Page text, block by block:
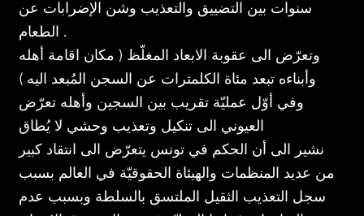
سنوات بين التضييق والتعذيب وشن الإضرابات عن
الطعام .
وتعرّض الى عقوبة الابعاد المغلّظ ( مكان اقامة أهله
وأبناءه تبعد مئاة الكلمترات عن السجن المُبعد اليه )
وفي أوّل عمليّة تقريب بين السجين وأهله تعرّض
العيوني الى تنكيل وتعذيب وحشي لا يُطاق
نشير الى أن الحكم في تونس يتعرّض الى انتقاد كبير
من عديد المنظمات والهيئاة الحقوقيّة في العالم بسبب
سجل التعذيب الثقيل الملتسق بالسلطة وبسبب عدم